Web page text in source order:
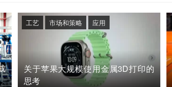
关于苹果大规模使用金属3D打印的
思考
工艺 市场和策略 应用